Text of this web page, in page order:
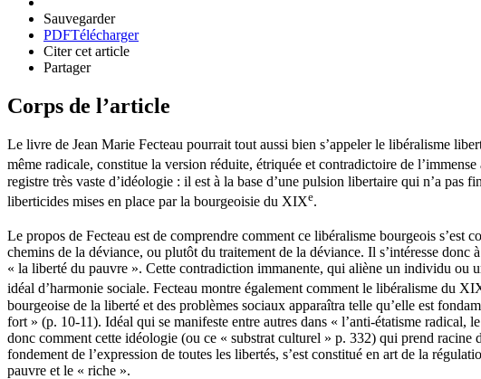
Sauvegarder
PDFTélécharger
Citer cet article
Partager
Corps de l’article
Le livre de Jean Marie Fecteau pourrait tout aussi bien s’appeler le libéralisme
même radicale, constitue la version réduite, étriquée et contradictoire de
registre très vaste d’idéologie : il est à la base d’une pulsion libertaire qui n’a pas
liberticides mises en place par la bourgeoisie du XIXe.
Le propos de Fecteau est de comprendre comment ce libéralisme bourgeois
chemins de la déviance, ou plutôt du traitement de la déviance. Il s’intéresse
« la liberté du pauvre ». Cette contradiction immanente, qui aliène un individu ou
idéal d’harmonie sociale. Fecteau montre également comment le libéralisme du
bourgeoise de la liberté et des problèmes sociaux apparaîtra telle qu’elle est
fort » (p. 10-11). Idéal qui se manifeste entre autres dans « l’anti-étatisme
donc comment cette idéologie (ou ce « substrat culturel » p. 332) qui prend
fondement de l’expression de toutes les libertés, s’est constitué en art de la
pauvre et le « riche ».